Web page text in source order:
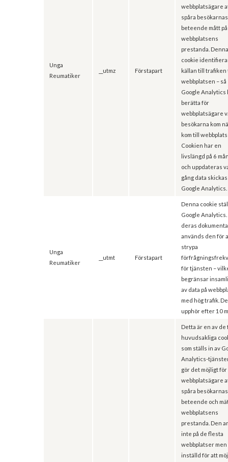
Unga
Reumatiker
__utmz Förstapart
webbplatsägare
spåra besökarnas
beteende mått på
webbplatsens
prestanda.
cookie
källan till trafiken
webbplatsen – så
Google Analytics
berätta för
webbplatsägare
besökarna kom
kom till
Cookien har en
livslängd på 6
och uppdateras
gång data
Google Analytics.
Unga
Reumatiker
__utmt Förstapart
Denna cookie
Google
deras
används den för
strypa
för tjänsten –
begränsar
av data på
med hög trafik.
upphör efter 10
Detta är en av de
huvudsakliga
som ställs in av
Analytics-
gör det möjligt för
webbplatsägare
spåra besökarnas
beteende och
webbplatsens
prestanda. Den
inte på de flesta
webbplatser men
inställd för att